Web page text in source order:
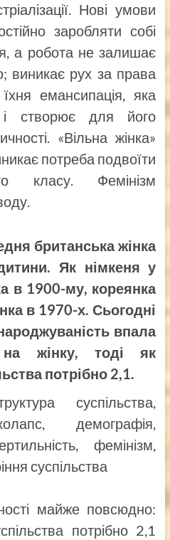
Нові умови
заробляти собі
а робота не залишає
виникає рух за права
їхня емансипація, яка
і створює для його
«Вільна жінка»
потреба подвоїти
класу. Фемінізм
британська жінка
Як німкеня у
в 1900-му, кореянка
в 1970-х. Сьогодні
впала
жінку, тоді як
потрібно 2,1.
майже повсюдно:
потрібно 2,1